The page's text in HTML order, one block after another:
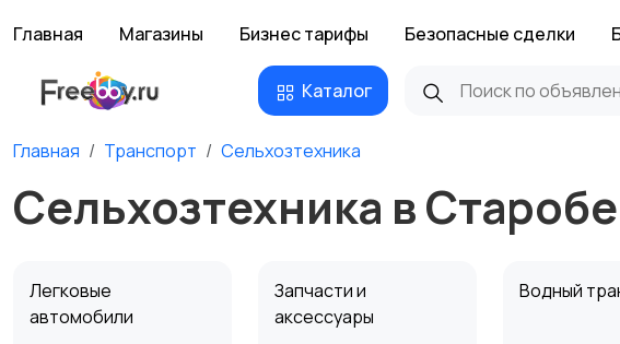
Главная Магазины Бизнес тарифы Безопасные сделки
Каталог
Главная Транспорт Сельхозтехника
Сельхозтехника в
Легковые
автомобили
Запчасти и
аксессуары
Водный